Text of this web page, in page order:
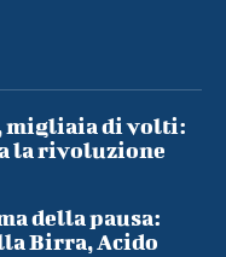
migliaia di volti:
la rivoluzione
della pausa:
Birra, Acido